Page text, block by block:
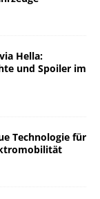
Hella:
und Spoiler im
Technologie für